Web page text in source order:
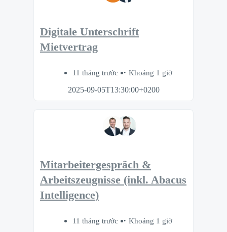
Digitale Unterschrift
Mietvertrag
11 tháng trước
Khoảng 1 giờ
2025-09-05T13:30:00+0200
Mitarbeitergespräch &
Arbeitszeugnisse (inkl. Abacus
Intelligence)
11 tháng trước
Khoảng 1 giờ